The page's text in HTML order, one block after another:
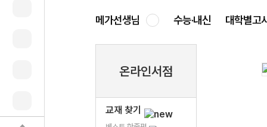
메가선생님 수능·내신 대학별고
온라인서점
교재 찾기